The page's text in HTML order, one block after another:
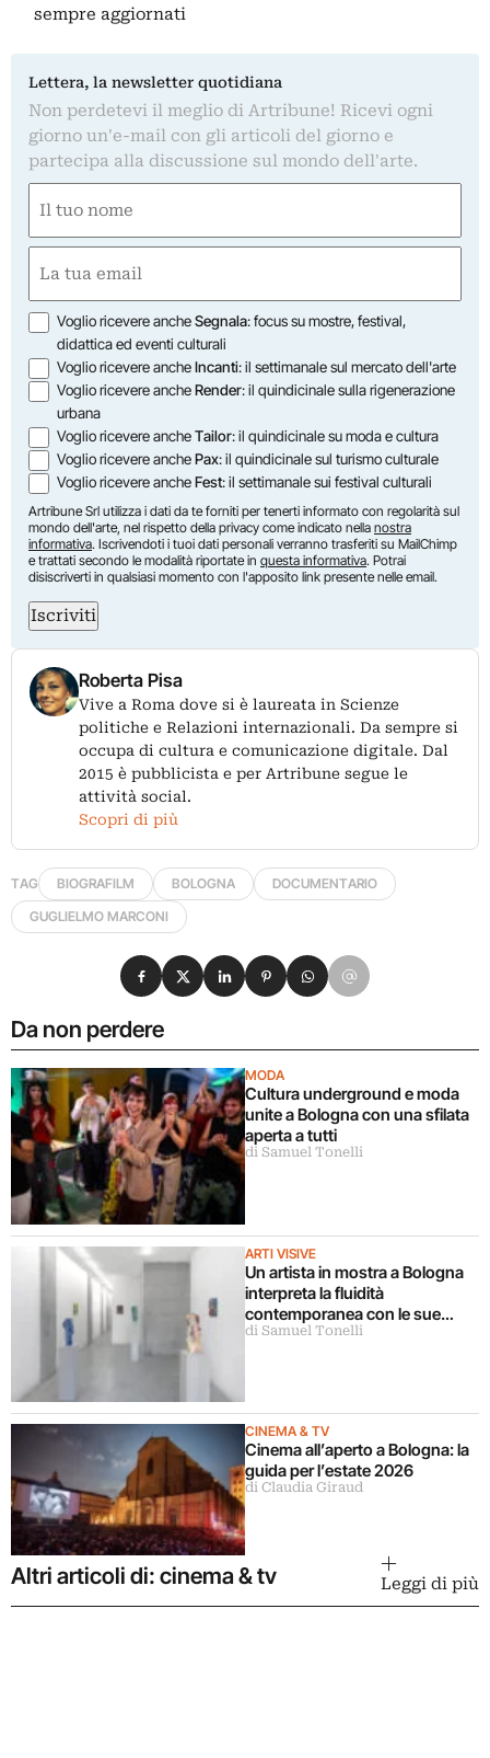
sempre aggiornati
Lettera, la newsletter quotidiana
Non perdetevi il meglio di Artribune! Ricevi ogni
giorno un'e-mail con gli articoli del giorno e
partecipa alla discussione sul mondo dell'arte.
(Obbligatorio)
Nome
(Obbligatorio)
Opzioni
Voglio ricevere ancheSegnala: focus su mostre, festival,
didattica ed eventi culturali
Voglio ricevere ancheIncanti: il settimanale sul mercato dell'arte
Voglio ricevere ancheRender: il quindicinale sulla rigenerazione
urbana
Voglio ricevere ancheTailor: il quindicinale su moda e cultura
Voglio ricevere anchePax: il quindicinale sul turismo culturale
Voglio ricevere ancheFest: il settimanale sui festival culturali
Artribune Srl utilizza i dati da te forniti per tenerti informato con regolarità sul
mondo dell'arte, nel rispetto della privacy come indicato nella nostra
informativa. Iscrivendoti i tuoi dati personali verranno trasferiti su MailChimp
e trattati secondo le modalità riportate in questa informativa. Potrai
disiscriverti in qualsiasi momento con l'apposito link presente nelle email.
Iscriviti
Roberta Pisa
Vive a Roma dove si è laureata in Scienze
politiche e Relazioni internazionali. Da sempre si
occupa di cultura e comunicazione digitale. Dal
2015 è pubblicista e per Artribune segue le
attività social.
Scopri di più
TAG BIOGRAFILM BOLOGNA
DOCUMENTARIO
GUGLIELMO MARCONI
Da non perdere
MODA
Cultura underground e moda
unite a Bologna con una sfilata
aperta a tutti
di Samuel Tonelli
ARTI VISIVE
Un artista in mostra a Bologna
interpreta la fluidità
contemporanea con le sue
sculture
di Samuel Tonelli
CINEMA & TV
Cinema all’aperto a Bologna: la
guida per l’estate 2026
di Claudia Giraud
Condividi su Facebook
Condividi su X
Condividi su LinkedIn
Condividi su Pinterest
Condividi su WhatsApp
Condividi su Email
Altri articoli di: cinema & tv Leggi di più